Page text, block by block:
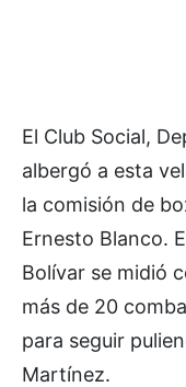
El Club Social,
albergó a esta
la comisión de
Ernesto Blanco.
Bolívar se midió
más de 20
para seguir
Martínez.